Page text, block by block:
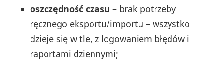
oszczędność czasu – brak potrzeby
ręcznego eksportu/importu – wszystko
dzieje się w tle, z logowaniem błędów i
raportami dziennymi;